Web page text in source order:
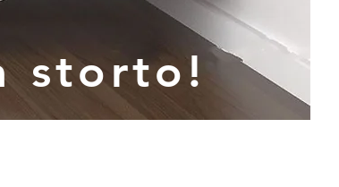
storto!